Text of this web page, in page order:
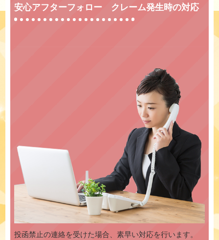
安心アフターフォロー クレーム発生時の対応
投函禁止の連絡を受けた場合、素早い対応を行います。